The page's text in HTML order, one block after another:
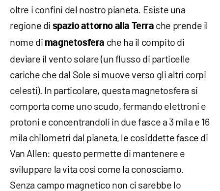
oltre i confini del nostro pianeta. Esiste una
regione di spazio attorno alla Terra che prende il
nome di magnetosfera che ha il compito di
deviare il vento solare (un flusso di particelle
cariche che dal Sole si muove verso gli altri corpi
celesti). In particolare, questa magnetosfera si
comporta come uno scudo, fermando elettroni e
protoni e concentrandoli in due fasce a 3 mila e 16
mila chilometri dal pianeta, le cosiddette fasce di
Van Allen: questo permette di mantenere e
sviluppare la vita così come la conosciamo.
Senza campo magnetico non ci sarebbe lo